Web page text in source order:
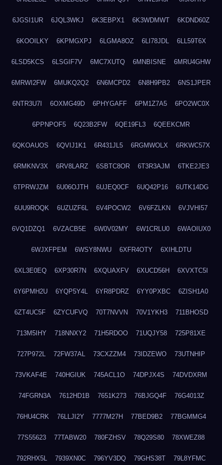
6JGSI1UR 6JQL3WKJ 6K3EBPX1 6K3WDMWT 6KDND60Z
6KOOILKY 6KPMGXPJ 6LGMA8OZ 6LI78JDL 6LL59T6X
6LSD5KCS 6LSGIF7V 6MC7XUTQ 6MNBISNE 6MRU4GHW
6MRWI2FW 6MUKQ2Q2 6N6MCPD2 6N8H9PB2 6NS1JPER
6NTR3U7I 6OXMG49D 6PHYGAFF 6PM1Z7A5 6PO2WC0X
6PPNPOF5 6Q23B2FW 6QE19FL3 6QEEKCMR
6QKOAUOS 6QVIJ1K1 6R431JL5 6RGMWOLX 6RKWC57X
6RMKNV3X 6RV8LARZ 6SBTC8OR 6T3R3AJM 6TKE2JE3
6TPRWJZM 6U06OJTH 6UJEQ0CF 6UQ42P16 6UTK14DG
6UU9ROQK 6UZUZF6L 6V4POCW2 6V6FZLKN 6VJVHI57
6VQ1DZQ1 6VZACB5E 6W0V02MY 6W1CRLU0 6WAOIUX0
6WJXFPEM 6WSY8NWU 6XFR4OTY 6XIHLDTU
6XL3E0EQ 6XP30R7N 6XQUAXFV 6XUCD56H 6XVXTC5I
6Y6PMH2U 6YQP5Y4L 6YR8PDRZ 6YY0PXBC 6ZISH1A0
6ZT4UC5F 6ZYCUFVQ 70T7NVVN 70V1YKH3 711BHOSD
713M5IHY 718NNXY2 71H5RDOO 71UQJY58 725P81XE
727P972L 72FW37AL 73CXZZM4 73IDZEWO 73UTNHIP
73VKAF4E 740HGIUK 745ACL1O 74DPJX4S 74DVDXRM
74FGRN3A 7612HD1B 7651K273 76BJGQ4F 76G4013Z
76HU4CRK 76LLJI2Y 7777M27H 77BED9B2 77BGMMG4
77S55623 77TABW20 780FZHSV 78Q29S80 78XWEZ88
792RHX5L 7939XN0C 796YV3DQ 79GHS38T 79L8YFMC